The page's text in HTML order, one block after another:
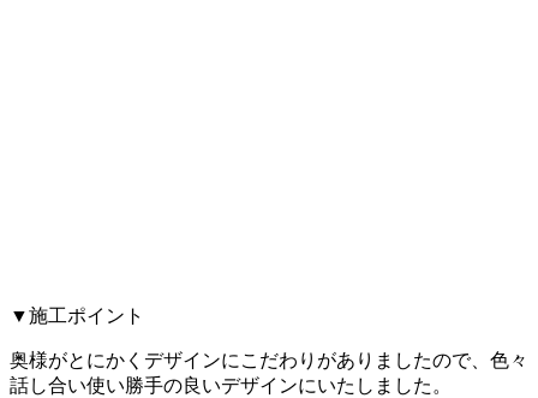
▼施工ポイント
奥様がとにかくデザインにこだわりがありましたので、色々
話し合い使い勝手の良いデザインにいたしました。